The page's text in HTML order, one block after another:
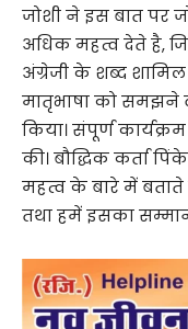
जोशी ने इस बात पर
अधिक महत्व देते है,
अंग्रेजी के शब्द
मातृभाषा को समझने
किया। संपूर्ण
की। बौद्धिक कर्ता
महत्व के बारे में बताते
तथा हमें इसका